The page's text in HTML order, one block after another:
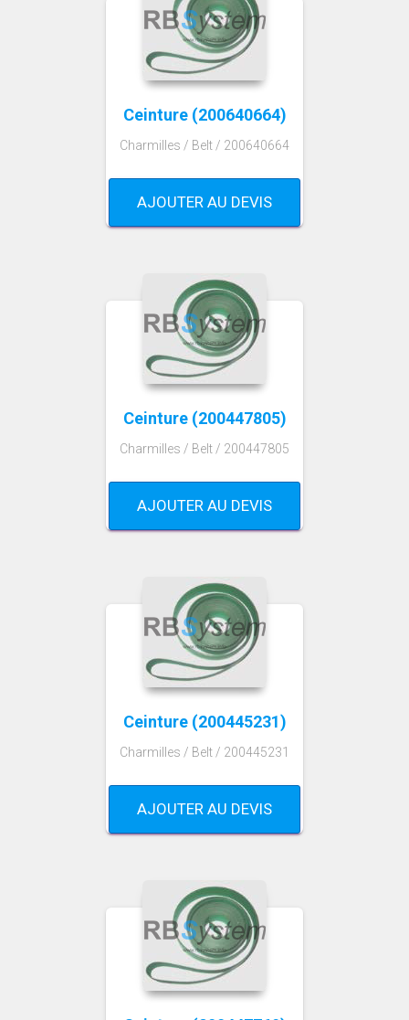
Ceinture (200640664)
Charmilles / Belt / 200640664
AJOUTER AU DEVIS
Ceinture (200447805)
Charmilles / Belt / 200447805
AJOUTER AU DEVIS
Ceinture (200445231)
Charmilles / Belt / 200445231
AJOUTER AU DEVIS